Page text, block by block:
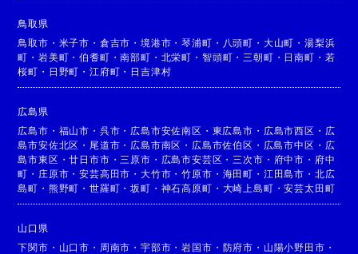
鳥取県
鳥取市 ・ 米子市 ・ 倉吉市 ・境港市 ・琴浦町 ・ 八頭町 ・ 大山町 ・ 湯梨浜
町 ・岩美町 ・伯耆町 ・南部町 ・ 北栄町 ・ 智頭町 ・ 三朝町 ・ 日南町 ・ 若
桜町 ・ 日野町 ・江府町 ・ 日吉津村
広島県
広島市 ・ 福山市 ・ 呉市 ・ 広島市安佐南区 ・ 東広島市 ・ 広島市西区 ・ 広
島市安佐北区 ・ 尾道市 ・ 広島市南区 ・ 広島市佐伯区 ・ 広島市中区 ・ 広
島市東区 ・廿日市市 ・ 三原市 ・ 広島市安芸区 ・ 三次市 ・ 府中市 ・ 府中
町 ・ 庄原市 ・安芸高田市 ・大竹市 ・竹原市 ・ 海田町 ・ 江田島市 ・ 北広
島町 ・ 熊野町 ・世羅町 ・坂町 ・ 神石高原町 ・ 大崎上島町 ・安芸太田町
山口県
下関市 ・ 山口市 ・ 周南市 ・宇部市 ・岩国市 ・ 防府市 ・ 山陽小野田市 ・